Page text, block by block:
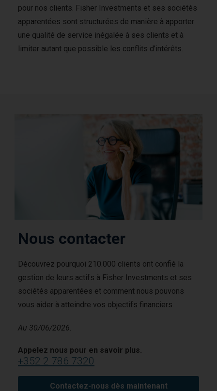
pour nos clients. Fisher Investments et ses sociétés
apparentées sont structurées de manière à apporter
une qualité de service inégalée à ses clients et à
limiter autant que possible les conflits d’intérêts.
Nous contacter
Découvrez pourquoi 210.000 clients ont confié la
gestion de leurs actifs à Fisher Investments et ses
sociétés apparentées et comment nous pouvons
vous aider à atteindre vos objectifs financiers.
Au 30/06/2026.
Appelez nous pour en savoir plus.
+352 2 786 7320
Contactez-nous dès maintenant